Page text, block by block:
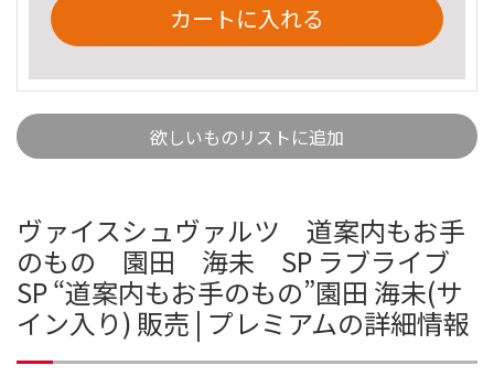
カートに入れる
欲しいものリストに追加
ヴァイスシュヴァルツ 道案内もお手
のもの 園田 海未 SP ラブライブ
SP “道案内もお手のもの”園田 海未(サ
イン入り) 販売 | プレミアムの詳細情報